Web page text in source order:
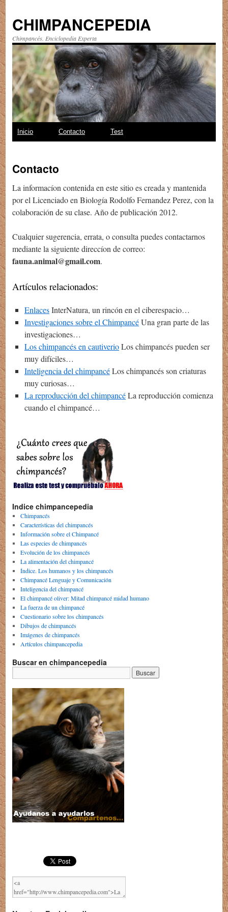
CHIMPANCEPEDIA
Chimpancés. Enciclopedia Experta
Saltar
contenido
Inicio Contacto Test
Contacto
La informacíon contenida en este sitio es creada y mantenida
por el Licenciado en Biología Rodolfo Fernandez Perez, con la
colaboración de su clase. Año de publicación 2012.
Cualquier sugerencia, errata, o consulta puedes contactarnos
mediante la siguiente direccíon de correo:
fauna.animal@gmail.com.
Artículos relacionados:
EnlacesInterNatura, un rincón en el ciberespacio…
Investigaciones sobre el ChimpancéUna gran parte de las
investigaciones…
Los chimpancés en cautiverioLos chimpancés pueden ser
muy difíciles…
Inteligencia del chimpancéLos chimpancés son criaturas
muy curiosas…
La reproducción del chimpancéLa reproducción comienza
cuando el chimpancé…
Indice chimpancepedia
Chimpancés
Características del chimpancés
Información sobre el Chimpancé
Las especies de chimpancés
Evolución de los chimpancés
La alimentación del chimpancé
Índice. Los humanos y los chimpancés
Chimpancé Lenguaje y Comunicación
Inteligencia del chimpancé
El chimpancé oliver: Mitad chimpancé midad humano
La fuerza de un chimpancé
Cuestionario sobre los chimpancés
Dibujos de chimpancés
Imágenes de chimpancés
Artículos chimpancepedia
Buscar en chimpancepedia